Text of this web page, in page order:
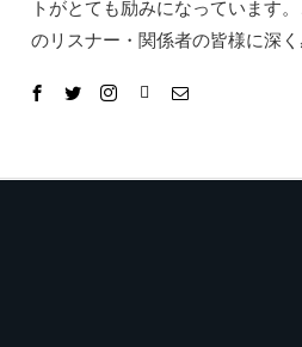
トがとても励みになっています
のリスナー・関係者の皆様に深